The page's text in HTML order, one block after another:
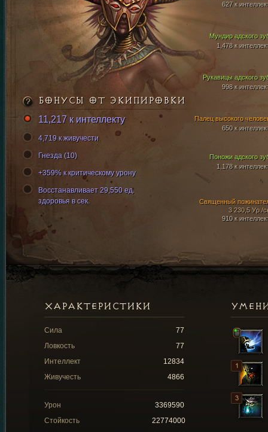
Мундир адского
1,478 к
Рукавицы адского
998 к
627 к
Поножи адского
1,178 к
Священный
3 230,5 Ур./
910 к
Палец высокого
650 к
БОНУСЫ ОТ ЭКИПИРОВКИ
11,217 к интеллекту
4,719 к живучести
Гнезда (10)
+359% к критическому урону
Восстанавливает 29,550 ед.
здоровья в сек.
ХАРАКТЕРИСТИКИ
Сила
77
Ловкость
77
Интеллект
12834
Живучесть
4866
Урон
3369590
Стойкость
22774000